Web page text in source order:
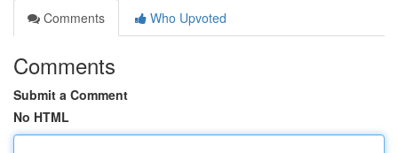
Comments
Who Upvoted
Comments
Submit a Comment
No HTML